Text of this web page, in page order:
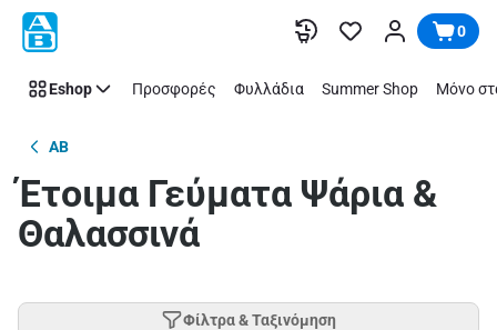
Παράλειψη 0
Eshop Προσφορές Φυλλάδια Summer Shop Μόνο
AB
Έτοιμα Γεύματα Ψάρια &
Θαλασσινά
Φίλτρα & Ταξινόμηση